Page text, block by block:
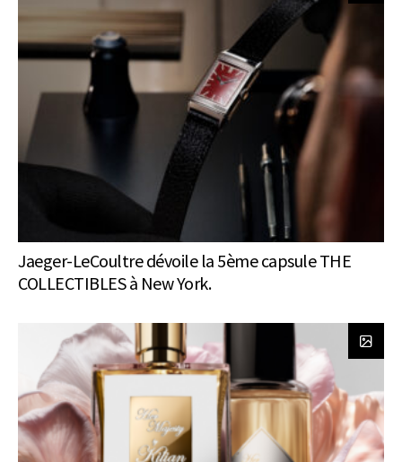
Jaeger-LeCoultre dévoile la 5ème capsule THE
COLLECTIBLES à New York.